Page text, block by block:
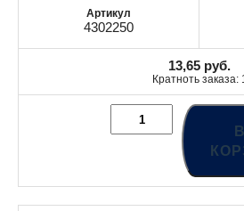
4302250
13,65 руб.
Кратноть заказа:
В